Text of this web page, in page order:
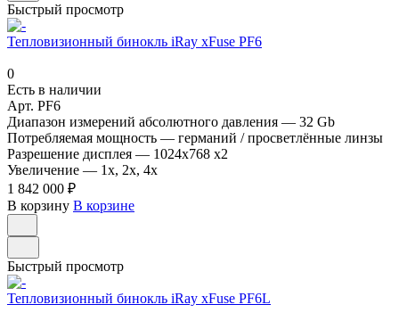
Быстрый просмотр
Тепловизионный бинокль iRay xFuse PF6
0
Есть в наличии
Арт. PF6
Диапазон измерений абсолютного давления — 32 Gb
Потребляемая мощность — германий / просветлённые линзы
Разрешение дисплея — 1024x768 x2
Увеличение — 1x, 2x, 4x
1 842 000 ₽
В корзину В корзине
Быстрый просмотр
Тепловизионный бинокль iRay xFuse PF6L